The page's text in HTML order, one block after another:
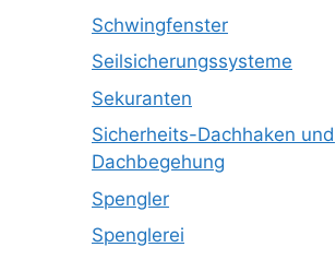
Schwingfenster
Seilsicherungssysteme
Sekuranten
Sicherheits-Dachhaken und
Dachbegehung
Spengler
Spenglerei